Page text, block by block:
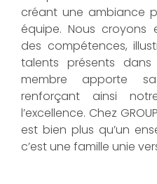
créant une ambiance
équipe. Nous croyons
des compétences,
talents présents
membre apporte
renforçant ainsi
l’excellence. Chez
est bien plus qu’un
c’est une famille unie